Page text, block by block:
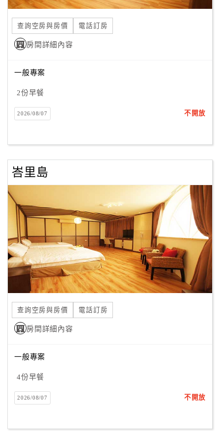
合
作
提
案
店
作
商
合
作
旅
伴
計
劃
品
宣
傳
查詢空房與房價 電話訂房
房間詳細內容
一般專案
2份早餐
2026/08/07 不開放
峇里島
查詢空房與房價 電話訂房
房間詳細內容
一般專案
4份早餐
2026/08/07 不開放